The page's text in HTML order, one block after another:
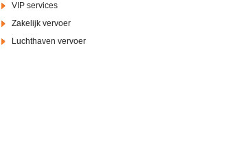
VIP services
Zakelijk vervoer
Luchthaven vervoer